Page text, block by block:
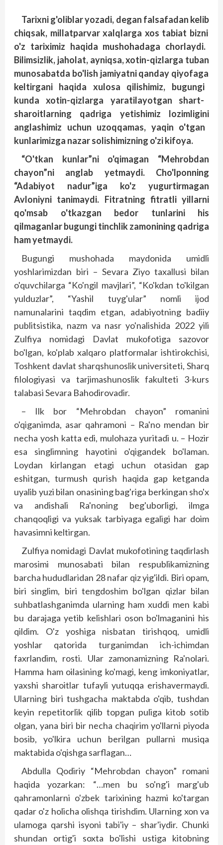
Tarixnig'oliblaryozadi, degan falsafadan kelib
chiqsak, millatparvarxalqlarga xos tabiat bizni
o'z tariximiz haqida mushohadaga chorlaydi.
Bilimsizlik, jaholat, ayniqsa, xotin-qizlarga tuban
munosabatda bo'lish jamiyatniqanday qiyofaga
keltirgani haqida xulosa qilishimiz, bugungi
kunda xotin-qizlarga yaratilayotgan shart-
sharoitlarning qadriga yetishimiz lozimligini
anglashimiz uchun uzoqqamas, yaqin o'tgan
kunlarimizga nazarsolishimizning o'zikifoya.
“O'tkan kunlar”ni o'qimagan “Mehrobdan
chayon”ni anglab yetmaydi. Cho'lponning
“Adabiyot nadur”iga ko'z yugurtirmagan
Avloniyni tanimaydi. Fitratning fitratli yillarni
qo'msab o'tkazgan bedor tunlarini his
qilmaganlar bugungi tinchlik zamonining qadriga
ham yetmaydi.
Bugungi mushohada maydonida umid­­li
yoshlarimizdan biri – Sevara Ziyo taxallusi bilan
o'quvchilarga “Ko'ngil mavjlari”, “Ko'kdan to'kilgan
yulduzlar”, “Yashil tuyg'ular” nomli ijod
namunalarini taqdim etgan, adabiyotning badiiy
publitsistika, nazm va nasr yo'nalishida 2022 yili
Zulfiya nomidagi Davlat mukofotiga sazovor
bo'lgan, ko'plab xalqaro platformalar ishtirokchisi,
Toshkent davlat sharqshunoslik universiteti, Sharq
filologiyasi va tarjimashunoslik fakulteti 3-kurs
talabasi Sevara Bahodirovadir.
– Ilk bor “Mehrobdan chayon” romanini
o'qiganimda, asar qahramoni – Ra'no mendan bir
necha yosh katta edi, mulohaza yuritadi u. – Hozir
esa sing­limning hayotini o'qigandek bo'laman.
Loydan kirlangan etagi uchun otasidan gap
eshitgan, turmush qurish haqida gap ketganda
uyalib yuzi bilan onasining bag'riga berkingan sho'x
va andishali Ra'noning beg'uborligi, ilmga
chanqoqligi va yuksak tarbiyaga egaligi har doim
havasimni keltirgan.
Zulfiya nomidagi Davlat mukofotining taqdirlash
marosimi munosabati bilan respublikamizning
barcha hududlaridan 28 nafar qiz yig'ildi. Biri opam,
biri singlim, biri tengdoshim bo'lgan qizlar bilan
suhbatlashganimda ularning ham xuddi men kabi
bu darajaga yetib kelishlari oson bo'lmaganini his
qildim. O'z yoshiga nisbatan tirishqoq, umidli
yoshlar qatorida turganimdan ich-­ichimdan
faxrlandim, rosti. Ular zamonamizning Ra'nolari.
Hamma ham oilasining ko'magi, keng imkoniyatlar,
yaxshi sharoitlar tufayli yutuqqa erishavermaydi.
Ularning biri tushgacha maktabda o'qib, tushdan
keyin repetitorlik qilib topgan puliga kitob sotib
olgan, yana biri bir necha chaqirim yo'llarni piyoda
bosib, yo'lkira uchun berilgan pullarni musiqa
maktabida o'qishga sarflagan…
Abdulla Qodiriy “Mehrobdan chayon” romani
haqida yozarkan: “…men bu so'ng'i marg'ub
qahramonlarni o'zbek tarixining hazmi ko'targan
qadar o'z holicha olishqa tirishdim. Ularning xon va
ulamoga qarshi isyoni tabi'iy – shar'iydir. Chunki
shundan ortig'i soxta bo'lishi ustiga kitobning